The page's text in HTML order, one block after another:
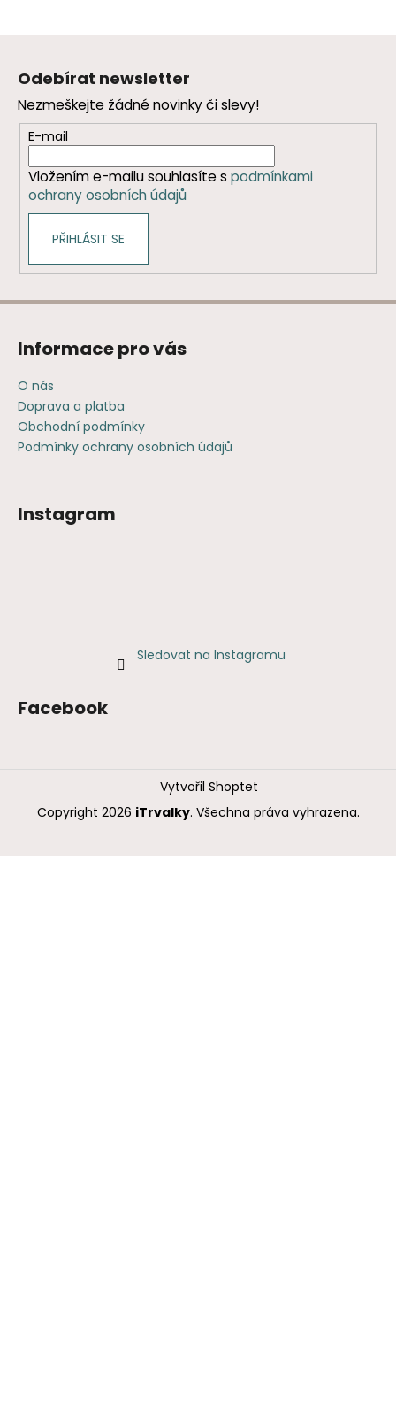
Odebírat newsletter
Nezmeškejte žádné novinky či slevy!
E-mail
Vložením e-mailu souhlasíte s podmínkami
ochrany osobních údajů
PŘIHLÁSIT SE
Informace pro vás
O nás
Doprava a platba
Obchodní podmínky
Podmínky ochrany osobních údajů
Instagram
Sledovat na Instagramu
Facebook
Vytvořil Shoptet
Copyright 2026 iTrvalky. Všechna práva vyhrazena.